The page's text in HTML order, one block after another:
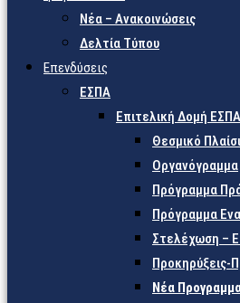
Νέα – Ανακοινώσεις
Δελτία Τύπου
Επενδύσεις
ΕΣΠΑ
Επιτελική Δομή
Θεσμικό
Οργανόγραμμα
Πρόγραμμα
Πρόγραμμα
Στελέχωση –
Προκηρύξεις-
Νέα